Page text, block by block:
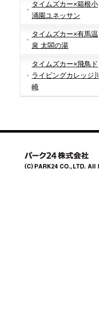
タイムズカー×箱根小
涌園ユネッサン
タイムズカー×有馬温
泉 太閤の湯
タイムズカー×飛鳥ド
ライビングカレッジ川
崎